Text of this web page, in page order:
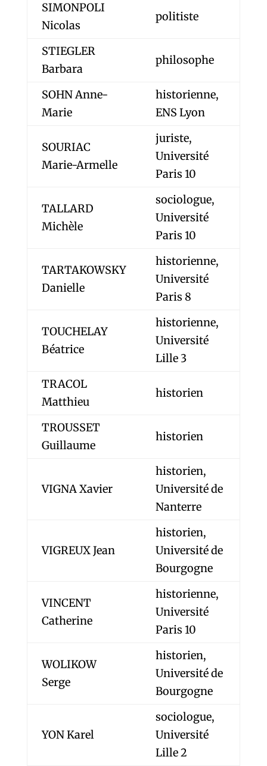
SIMONPOLI
Nicolas
politiste
STIEGLER
Barbara
philosophe
SOHN Anne-
Marie
historienne,
ENS Lyon
SOURIAC
Marie-Armelle
juriste,
Université
Paris 10
TALLARD
Michèle
sociologue,
Université
Paris 10
TARTAKOWSKY
Danielle
historienne,
Université
Paris 8
TOUCHELAY
Béatrice
historienne,
Université
Lille 3
TRACOL
Matthieu
historien
TROUSSET
Guillaume
historien
VIGNA Xavier
historien,
Université de
Nanterre
VIGREUX Jean
historien,
Université de
Bourgogne
VINCENT
Catherine
historienne,
Université
Paris 10
WOLIKOW
Serge
historien,
Université de
Bourgogne
YON Karel
sociologue,
Université
Lille 2